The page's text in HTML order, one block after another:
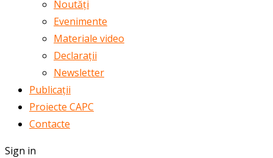
Noutăți
Evenimente
Materiale video
Declarații
Newsletter
Publicații
Proiecte CAPC
Contacte
Sign in